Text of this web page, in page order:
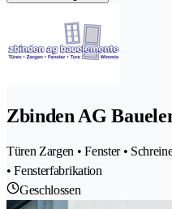
Zbinden AG
Türen Zargen • Fenster •
• Fensterfabrikation
Geschlossen